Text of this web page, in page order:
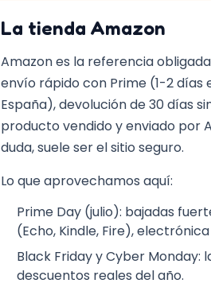
La tienda Amazon
Amazon es la referencia
envío rápido con Prime (1-2 días
España), devolución de 30 días
producto vendido y enviado por
duda, suele ser el sitio seguro.
Lo que aprovechamos aquí:
Prime Day (julio): bajadas
(Echo, Kindle, Fire),
Black Friday y Cyber Monday:
descuentos reales del año.